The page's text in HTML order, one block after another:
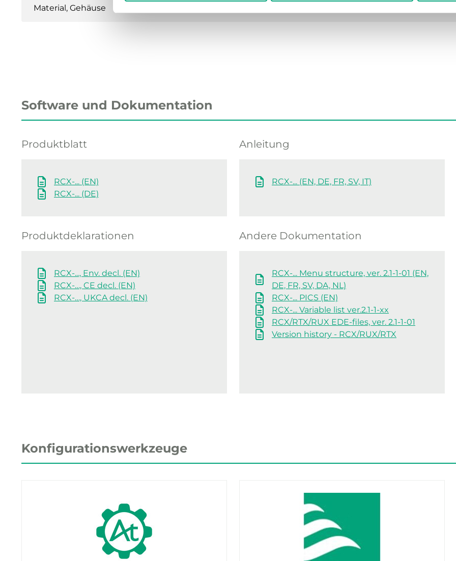
Material, Gehäuse
Software und Dokumentation
Produktblatt
RCX-... (EN)
RCX-... (DE)
Anleitung
RCX-... (EN, DE, FR, SV, IT)
Produktdeklarationen
RCX-..., Env. decl. (EN)
RCX-…, CE decl. (EN)
RCX-…, UKCA decl. (EN)
Andere Dokumentation
RCX-... Menu structure, ver. 2.1-1-01 (EN,
DE, FR, SV, DA, NL)
RCX-... PICS (EN)
RCX-... Variable list ver.2.1-1-xx
RCX/RTX/RUX EDE-files, ver. 2.1-1-01
Version history - RCX/RUX/RTX
Konfigurationswerkzeuge